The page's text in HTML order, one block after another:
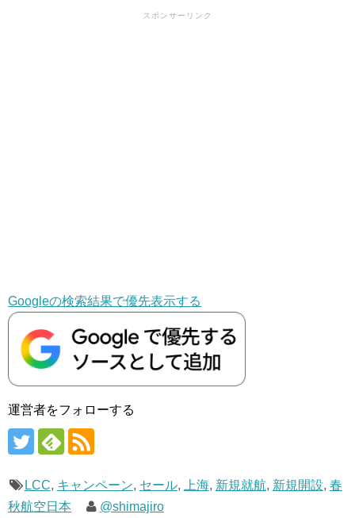
スポンサーリンク
Googleの検索結果で優先表示する
運営者をフォローする
LCC, キャンペーン, セール, 上海, 新規就航, 新規開設, 春
秋航空日本
@shimajiro